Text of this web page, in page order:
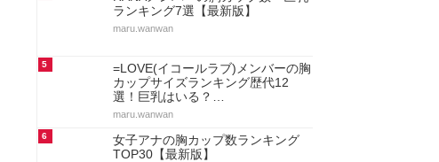
ランキング7選【最新版】
maru.wanwan
5
=LOVE(イコールラブ)メンバーの胸
カップサイズランキング歴代12
選！巨乳はいる？…
maru.wanwan
6
女子アナの胸カップ数ランキング
TOP30【最新版】